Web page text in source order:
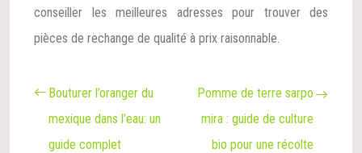
conseiller les meilleures adresses pour trouver des
pièces de rechange de qualité à prix raisonnable.
Bouturer l’oranger du
mexique dans l’eau: un
guide complet
Pomme de terre sarpo
mira : guide de culture
bio pour une récolte